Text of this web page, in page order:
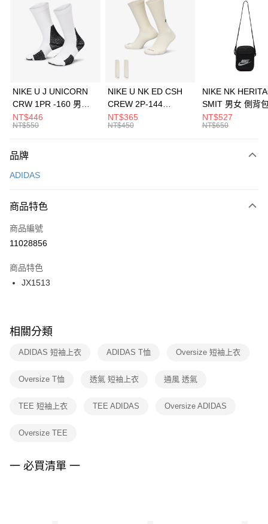
3 期 0 利率 每期 21家銀行
合作金庫商業銀行
第一商業銀行
華南商業銀行
彰化商業銀行
上海商業儲蓄銀行
元大商業銀行
台灣樂天信用卡公司
Apple Pay
全盈+PAY
AFTEE先享後付
【關於「AFTEE先享後付」】
便利好安心！
３．安心：先確認商品／服務後，再付款。
【「AFTEE先享後付」結帳流程】
１．於結帳方式選擇「AFTEE先享後付」後，將跳轉至「AFTEE先享後付」
２．訂單成立數日內，您將收到繳費通知簡訊。
３．收到繳費通知簡訊後14天內，點擊此簡訊中的連結，可透過四大超商／
ATM／網路銀行／等多元方式進行付款，方視為交易完成。
※ 交易是否成功請以「AFTEE先享後付 」之結帳頁面顯示為準，若有關於
是否繳費成功／繳費後需取消欲退款等相關疑問，請聯繫「AFTEE先享後付
客戶支援中心」https://netprotections.freshdesk.com/support/home
１．透過由恩沛科技股份有限公司提供之「AFTEE先享後付」服務完成之交
權轉讓予恩沛科技股份有限公司。
３．未成年的使用者請事先徵得法定代理人或監護人之同意方可使用
４．使用「AFTEE先享後付」時，將依據個別帳號之用戶狀況，依本公司即
運送方式
每筆NT$100，滿NT$1,500(含以上)免運費
宅配
每筆NT$100，滿NT$1,500(含以上)免運費
付款後門市自取
每筆NT$100，滿NT$1,500(含以上)免運費
NIKE U J UNICORN
CRW 1PR -160 男女
中統襪 FZ3393100
NT$446
NT$550
NIKE U NK ED CSH
CREW 2P-144
EMBRDY 男女 短統襪
FZ3073133
NT$365
NT$450
NIKE NK
SMIT 男女 側背
BA5871010
NT$527
NT$650
品牌
ADIDAS
商品特色
商品編號
11028856
商品特色
JX1513
相關分類
ADIDAS 短袖上衣 ADIDAS T恤 Oversize 短袖上衣
Oversize T恤 透氣 短袖上衣 通風 透氣
TEE 短袖上衣 TEE ADIDAS Oversize ADIDAS
Oversize TEE
一 必買清單 一